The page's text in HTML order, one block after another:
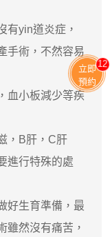
yin道炎症，
手術，不然容易
小板減少等疾
B肝，C肝
進行特殊的處
生育準備，最
雖然沒有痛苦，
立即
預約
11